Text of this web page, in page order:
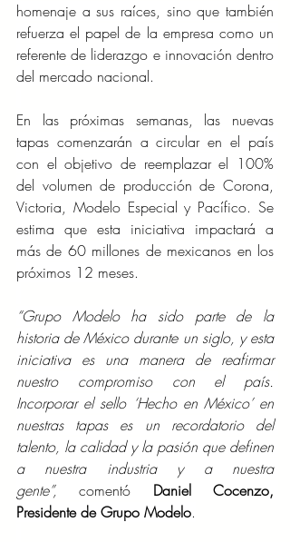
homenaje a sus raíces, sino que también
refuerza el papel de la empresa como un
referente de liderazgo e innovación dentro
del mercado nacional.
En las próximas semanas, las nuevas
tapas comenzarán a circular en el país
con el objetivo de reemplazar el 100%
del volumen de producción de Corona,
Victoria, Modelo Especial y Pacífico. Se
estima que esta iniciativa impactará a
más de 60 millones de mexicanos en los
próximos 12 meses.
“Grupo Modelo ha sido parte de la
historia de México durante un siglo, y esta
iniciativa es una manera de reafirmar
nuestro compromiso con el país.
Incorporar el sello ‘Hecho en México’ en
nuestras tapas es un recordatorio del
talento, la calidad y la pasión que definen
a nuestra industria y a nuestra
gente”, comentó Daniel Cocenzo,
Presidente de Grupo Modelo.